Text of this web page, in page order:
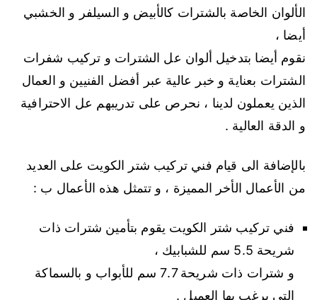
الألوان الخاصة بالشترات كالأبيض و السيلفر و الخشبي
أيضا ،
نقوم أيضا بتدخيل ألوان عل الشترات و تركيب شفرات
الشترات بعناية و خبر عالية عبر أفضل الفنيين و العمال
الذين يعملون لدينا ، نحرص على تدريبهم عل الاحترافية
و الدقة العالية .
بالإضافة الى قيام فني تركيب شتر الكويت على العديد
من الأعمال الأخر المميزة ، و تتمثل هذه الأعمال ب :
فني تركيب شتر الكويت يقوم بتأمين شترات ذات
شريحة 5.5 سم للشبابيك ،
و شترات ذات شريحة 7.7 سم للأبواب و بالسماكة
التي يرغب بها العميل .